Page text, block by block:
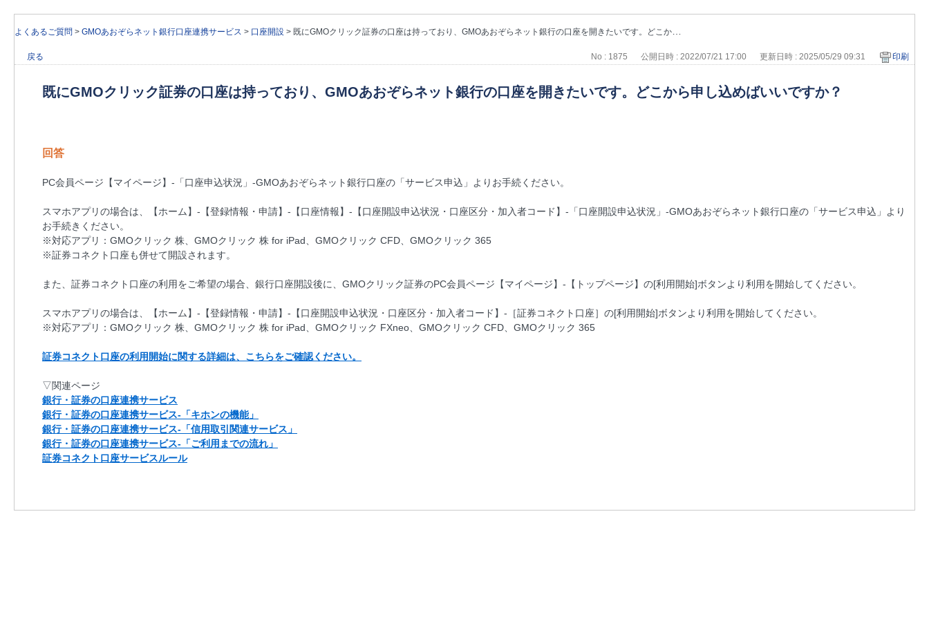
よくあるご質問 > GMOあおぞらネット銀行口座連携サービス > 口座開設 > 既にGMOクリック証券の口座は持っており、GMOあおぞらネット銀行の口座を開きたいです。どこから申し込めばいいですか？
戻る No : 1875 公開日時 : 2022/07/21 17:00 更新日時 : 2025/05/29 09:31 印刷
既にGMOクリック証券の口座は持っており、GMOあおぞらネット銀行の口座を開きたいです。どこから申し込めばいいですか？
回答
PC会員ページ【マイページ】-「口座申込状況」-GMOあおぞらネット銀行口座の「サービス申込」よりお手続ください。
スマホアプリの場合は、【ホーム】-【登録情報・申請】-【口座情報】-【口座開設申込状況・口座区分・加入者コード】-「口座開設申込状況」-GMOあおぞらネット銀行口座の「サービス申込」より
お手続きください。
※対応アプリ：GMOクリック 株、GMOクリック 株 for iPad、GMOクリック CFD、GMOクリック 365
※証券コネクト口座も併せて開設されます。
また、証券コネクト口座の利用をご希望の場合、銀行口座開設後に、GMOクリック証券のPC会員ページ【マイページ】-【トップページ】の[利用開始]ボタンより利用を開始してください。
スマホアプリの場合は、【ホーム】-【登録情報・申請】-【口座開設申込状況・口座区分・加入者コード】-［証券コネクト口座］の[利用開始]ボタンより利用を開始してください。
※対応アプリ：GMOクリック 株、GMOクリック 株 for iPad、GMOクリック FXneo、GMOクリック CFD、GMOクリック 365
証券コネクト口座の利用開始に関する詳細は、こちらをご確認ください。
▽関連ページ
銀行・証券の口座連携サービス
銀行・証券の口座連携サービス‐「キホンの機能」
銀行・証券の口座連携サービス‐「信用取引関連サービス」
銀行・証券の口座連携サービス‐「ご利用までの流れ」
証券コネクト口座サービスルール